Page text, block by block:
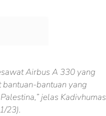
Airbus A 330 yang
bantuan-bantuan yang
jelas Kadivhumas
23).